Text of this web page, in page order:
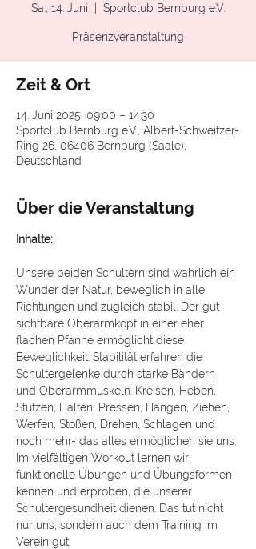
Sa., 14. Juni Sportclub Bernburg e.V.
Präsenzveranstaltung
Zeit & Ort
14. Juni 2025, 09:00 – 14:30
Sportclub Bernburg e.V., Albert-Schweitzer-
Ring 26, 06406 Bernburg (Saale),
Deutschland
Über die Veranstaltung
Inhalte:
Unsere beiden Schultern sind wahrlich ein
Wunder der Natur, beweglich in alle
Richtungen und zugleich stabil. Der gut
sichtbare Oberarmkopf in einer eher
flachen Pfanne ermöglicht diese
Beweglichkeit. Stabilität erfahren die
Schultergelenke durch starke Bändern
und Oberarmmuskeln. Kreisen, Heben,
Stützen, Halten, Pressen, Hängen, Ziehen,
Werfen, Stoßen, Drehen, Schlagen und
noch mehr- das alles ermöglichen sie uns.
Im vielfältigen Workout lernen wir
funktionelle Übungen und Übungsformen
kennen und erproben, die unserer
Schultergesundheit dienen. Das tut nicht
nur uns, sondern auch dem Training im
Verein gut.